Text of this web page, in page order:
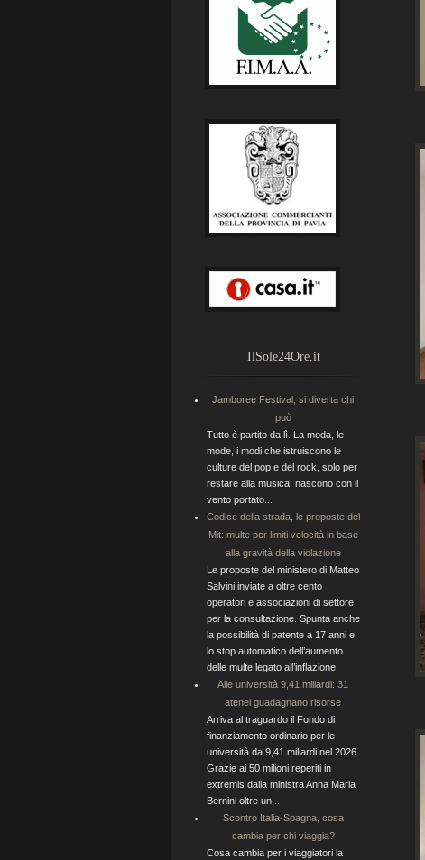
IlSole24Ore.it
Jamboree Festival, si diverta chi
può
Tutto è partito da lì. La moda, le
mode, i modi che istruiscono le
culture del pop e del rock, solo per
restare alla musica, nascono con il
vento portato...
Codice della strada, le proposte del
Mit: multe per limiti velocità in base
alla gravità della violazione
Le proposte del ministero di Matteo
Salvini inviate a oltre cento
operatori e associazioni di settore
per la consultazione. Spunta anche
la possibilità di patente a 17 anni e
lo stop automatico dell’aumento
delle multe legato all’inflazione
Alle università 9,41 miliardi: 31
atenei guadagnano risorse
Arriva al traguardo il Fondo di
finanziamento ordinario per le
università da 9,41 miliardi nel 2026.
Grazie ai 50 milioni reperiti in
extremis dalla ministra Anna Maria
Bernini oltre un...
Scontro Italia-Spagna, cosa
cambia per chi viaggia?
Cosa cambia per i viaggiatori la